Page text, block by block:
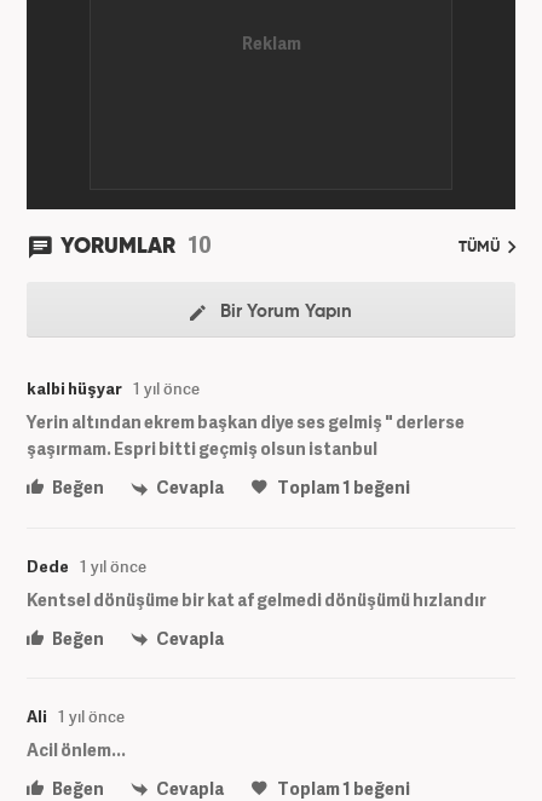
YORUMLAR 10 TÜMÜ
Bir Yorum Yapın
kalbi hüşyar 1 yıl önce
Yerin altından ekrem başkan diye ses gelmiş " derlerse
şaşırmam. Espri bitti geçmiş olsun istanbul
Beğen
Cevapla Toplam1 beğeni
Dede 1 yıl önce
Kentsel dönüşüme bir kat af gelmedi dönüşümü hızlandır
Beğen
Cevapla
Ali 1 yıl önce
Acil önlem...
Beğen
Cevapla Toplam1 beğeni